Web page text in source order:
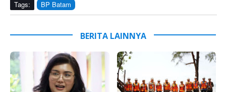
Tags: BP Batam
BERITA LAINNYA